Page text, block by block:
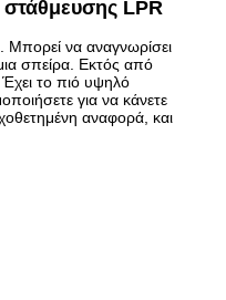
LPR
Μπορεί να αναγνωρίσει
σπείρα. Εκτός από
το πιό υψηλό
για να κάνετε
αναφορά, και